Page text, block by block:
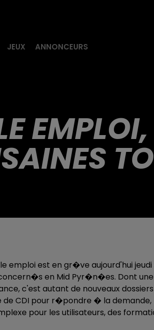
JEUX ANNONCEURS
emploi est en gr�ve aujourd'hui
en Mid Pyr�n�es. Dont
c'est autant de nouveaux
de CDI pour r�pondre � la demande,
pour les utilisateurs, des